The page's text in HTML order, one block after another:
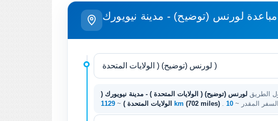
مباعدة لورنس (توضيح) - مدينة نيويورك
الطريق لورنس (توضيح) ( الولايات المتحدة ) - مدينة نيويورك (
الولايات المتحدة ) ~ 1129 km (702 miles) المقدر ~